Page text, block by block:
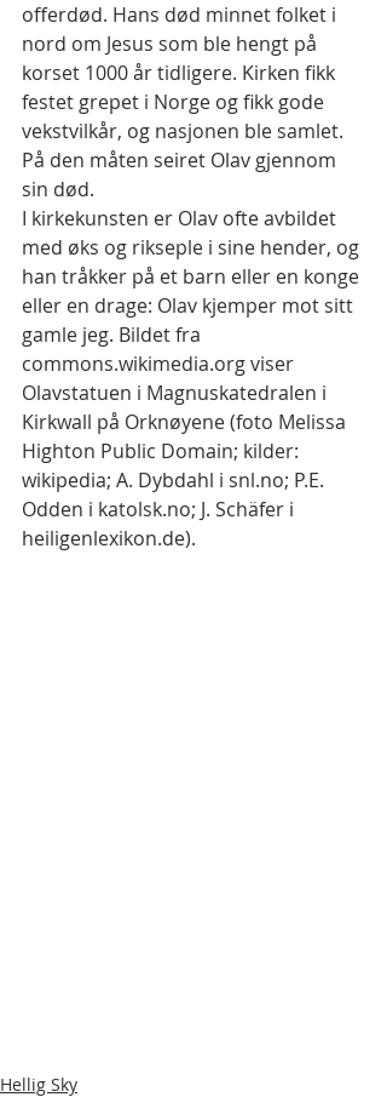
offerdød. Hans død minnet folket i
nord om Jesus som ble hengt på
korset 1000 år tidligere. Kirken fikk
festet grepet i Norge og fikk gode
vekstvilkår, og nasjonen ble samlet.
På den måten seiret Olav gjennom
sin død.
I kirkekunsten er Olav ofte avbildet
med øks og rikseple i sine hender, og
han tråkker på et barn eller en konge
eller en drage: Olav kjemper mot sitt
gamle jeg. Bildet fra
commons.wikimedia.org viser
Olavstatuen i Magnuskatedralen i
Kirkwall på Orknøyene (foto Melissa
Highton Public Domain; kilder:
wikipedia; A. Dybdahl i snl.no; P.E.
Odden i katolsk.no; J. Schäfer i
heiligenlexikon.de).
Hellig Sky